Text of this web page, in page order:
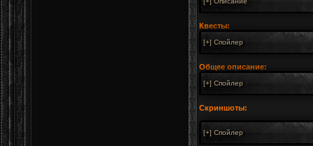
Квесты:
Общее описание:
Скриншоты: